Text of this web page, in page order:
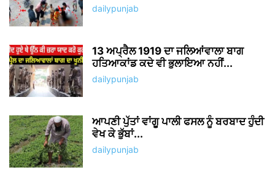
dailypunjab
13 ਅਪ੍ਰੈਲ 1919 ਦਾ ਜਲਿਆਂਵਾਲਾ ਬਾਗ
ਹਤਿਆਕਾਂਡ ਕਦੇ ਵੀ ਭੁਲਾਇਆ ਨਹੀਂ...
dailypunjab
ਆਪਣੀ ਪੁੱਤਾਂ ਵਾਂਗੂ ਪਾਲੀ ਫਸਲ ਨੂੰ ਬਰਬਾਦ ਹੁੰਦੀ
ਵੇਖ ਕੇ ਭੁੱਬਾਂ...
dailypunjab